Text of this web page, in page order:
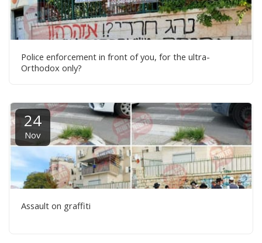
Police enforcement in front of you, for the ultra-
Orthodox only?
24
Nov
Assault on graffiti